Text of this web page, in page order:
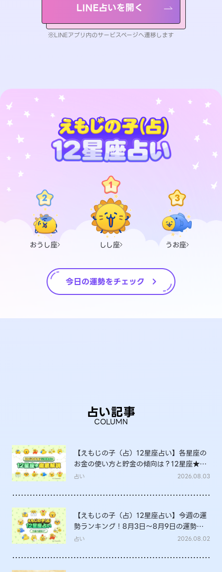
LINE占いを開く
※LINEアプリ内のサービスページへ遷移します
おうし座 しし座 うお座
占い記事
COLUMN
【えもじの子（占）12星座占い】各星座の
お金の使い方と貯金の傾向は？12星座★徹
底解説
占い 2026.08.03
【えもじの子（占）12星座占い】今週の運
勢ランキング！8月3日～8月9日の運勢
は？
占い 2026.08.02